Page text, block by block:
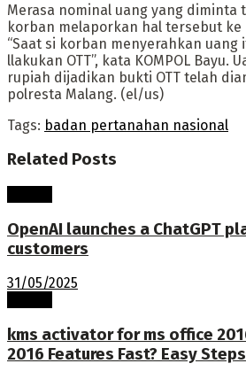
Merasa nominal uang yang diminta
korban melaporkan hal tersebut ke
“Saat si korban menyerahkan uang
llakukan OTT”, kata KOMPOL Bayu.
rupiah dijadikan bukti OTT telah
polresta Malang. (el/us)
Tags: badan pertanahan nasional
Related Posts
OpenAI launches a ChatGPT
customers
31/05/2025
kms activator for ms office
2016 Features Fast? Easy Steps